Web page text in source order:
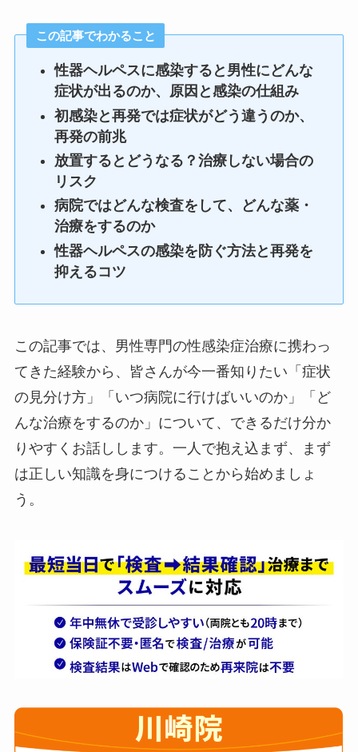
この記事でわかること
性器ヘルペスに感染すると 男性にどんな
症状が出るのか、 原因 と感染の仕組み
初感染と再発では症状がどう違うのか、
再発の前兆
放置するとどうなる？治療しない場合の
リスク
病院ではどんな検査をして、どんな薬・
治療をするのか
性器ヘルペスの感染を防ぐ方法と再発を
抑えるコツ
この記事では、男性専門の性感染症治療に携わっ
てきた経験から、皆さんが今一番知りたい「症状
の見分け方」「いつ病院に行けばいいのか」「ど
んな治療をするのか」について、できるだけ分か
りやすくお話しします。一人で抱え込まず、まず
は正しい知識を身につけることから始めましょ
う。